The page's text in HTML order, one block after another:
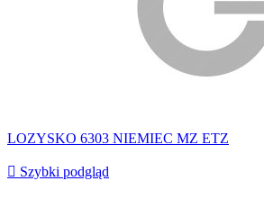
LOZYSKO 6303 NIEMIEC MZ ETZ
 Szybki podgląd